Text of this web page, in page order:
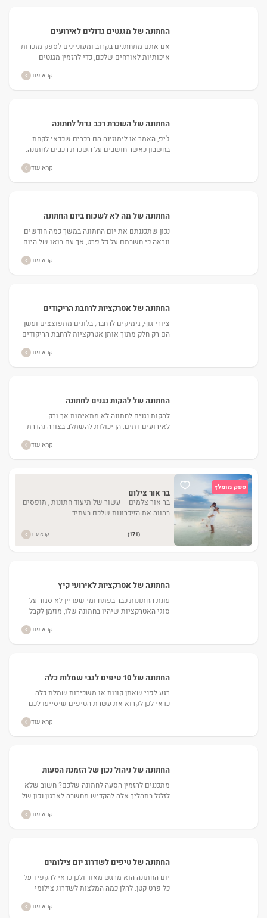
החתונה של מגנטים גדולים לאירועים
אם אתם מתחתנים בקרוב ומעוניינים לספק מזכרות
איכותיות לאורחים שלכם, כדי להזמין מגנטים
קרא עוד
החתונה של השכרת רכב גדול לחתונה
ג'יפ, האמר או לימוזינה הם רכבים שכדאי לקחת
בחשבון כאשר חושבים על השכרת רכבים לחתונה.
קרא עוד
החתונה של מה לא לשכוח ביום החתונה
נכון שתכננתם את יום החתונה במשך כמה חודשים
ונראה כי חשבתם על כל פרט, אך עם בואו של היום
קרא עוד
החתונה של אטרקציות לרחבת הריקודים
ציורי גוף, גימיקים לרחבה, בלונים מתפוצצים ועשן
הם רק חלק מתוך אותן אטרקציות לרחבת הריקודים
קרא עוד
החתונה של להקות נגנים לחתונה
להקות נגנים לחתונה לא מתאימות אך ורק
לאירועים דתים. הן יכולות להשתלב בצורה נהדרת
קרא עוד
ספק מומלץ
בר אור צילום
בר אור צלמים – עשור של תיעוד חתונות , תופסים
בהווה את הזיכרונות שלכם בעתיד.
(171) קרא עוד
החתונה של אטרקציות לאירועי קיץ
עונת החתונות כבר בפתח ומי שעדיין לא סגור על
סוגי האטרקציות שיהיו בחתונה שלו, מוזמן לקבל
קרא עוד
החתונה של 10 טיפים לגבי שמלות כלה
רגע לפני שאתן קונות או משכירות שמלת כלה -
כדאי לכן לקרוא את עשרת הטיפים שיסייעו לכם
קרא עוד
החתונה של ניהול נכון של הזמנת הסעות
מתכננים להזמין הסעה לחתונה שלכם? חשוב שלא
לזלזל בתהליך אלה להקדיש מחשבה לארגון נכון של
קרא עוד
החתונה של טיפים לשדרוג יום צילומים
יום החתונה הוא מרגש מאוד ולכן כדאי להקפיד על
כל פרט קטן. להלן כמה המלצות לשדרוג צילומי
קרא עוד